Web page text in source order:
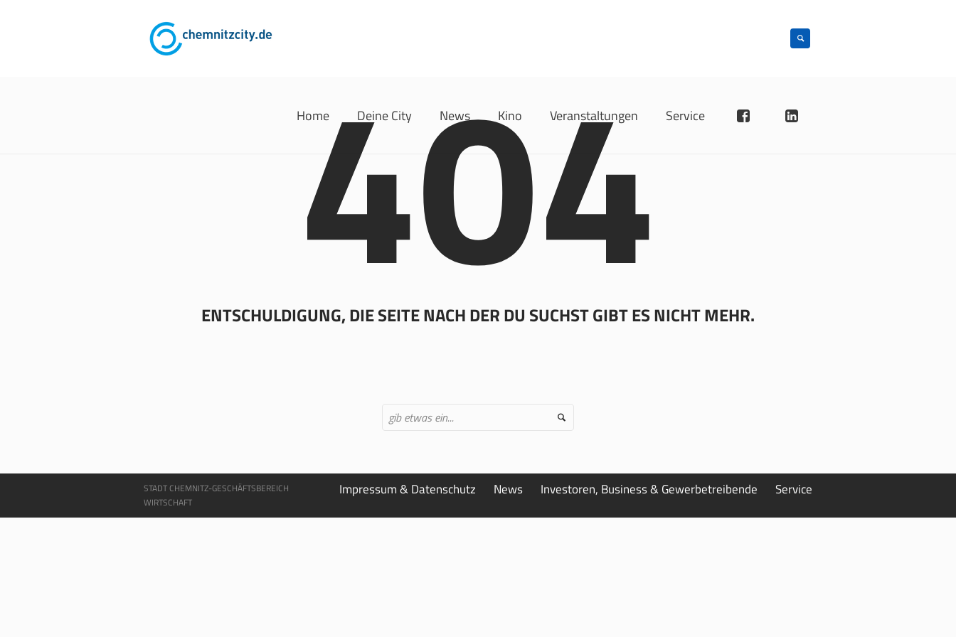
Home Deine City News Kino Veranstaltungen Service
404
ENTSCHULDIGUNG, DIE SEITE NACH DER DU SUCHST GIBT ES NICHT MEHR.
Impressum & Datenschutz News Investoren, Business & Gewerbetreibende Service
STADT CHEMNITZ-GESCHÄFTSBEREICH
WIRTSCHAFT